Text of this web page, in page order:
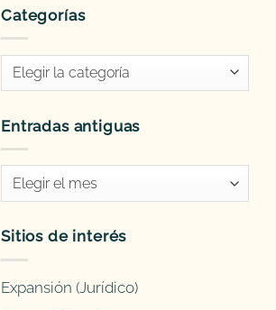
Categorías
Categorías
Entradas antiguas
Entradas
antiguas
Sitios de interés
Expansión (Jurídico)